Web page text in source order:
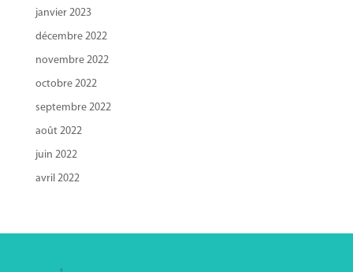
janvier 2023
décembre 2022
novembre 2022
octobre 2022
septembre 2022
août 2022
juin 2022
avril 2022